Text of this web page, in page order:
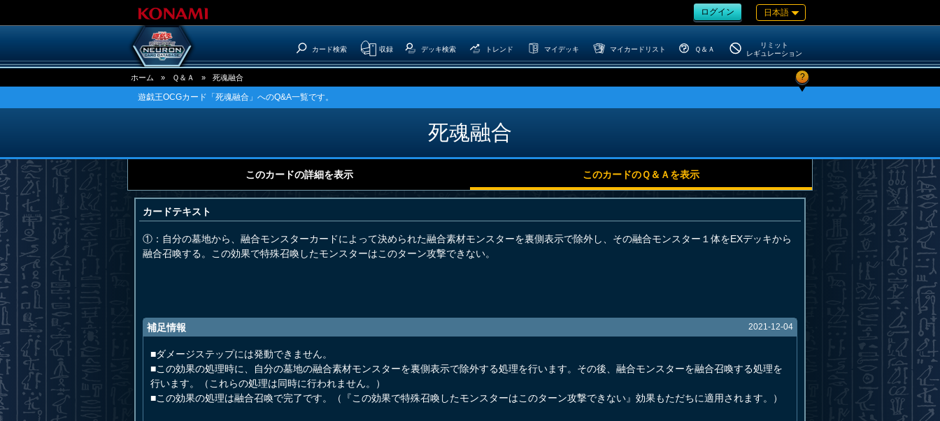
ログイン 日本語
カード検索 収録 デッキ検索 トレンド マイデッキ マイカードリスト Ｑ＆Ａ
リミット
レギュレーション
ホーム » Ｑ＆Ａ » 死魂融合 ?
遊戯王OCGカード「死魂融合」へのQ&A一覧です。
死魂融合
このカードの詳細を表示 このカードのＱ＆Ａを表示
カードテキスト
①：自分の墓地から、融合モンスターカードによって決められた融合素材モンスターを裏側表示で除外し、その融合モンスター１体をEXデッキから
融合召喚する。この効果で特殊召喚したモンスターはこのターン攻撃できない。
補足情報 2021-12-04
■ダメージステップには発動できません。
■この効果の処理時に、自分の墓地の融合素材モンスターを裏側表示で除外する処理を行います。その後、融合モンスターを融合召喚する処理を
行います。（これらの処理は同時に行われません。）
■この効果の処理は融合召喚で完了です。（『この効果で特殊召喚したモンスターはこのターン攻撃できない』効果もただちに適用されます。）